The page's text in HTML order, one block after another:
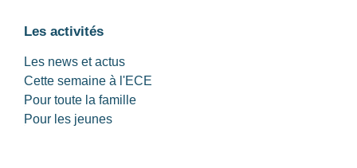
Les activités
Les news et actus
Cette semaine à l'ECE
Pour toute la famille
Pour les jeunes